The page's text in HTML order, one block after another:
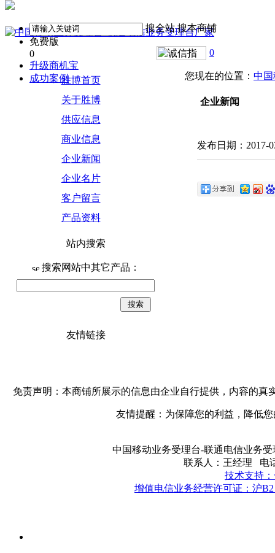
搜全站 搜本商铺
免费版
0
升级商机宝
成功案例
0
胜博首页
关于胜博
供应信息
商业信息
企业新闻
企业名片
客户留言
产品资料
站内搜索
搜索网站中其它产品：
友情链接
您现在的位置： 中
企业新闻
发布日期：2017-
免责声明：本商铺所展示的信息由企业自行提供，内容的
友情提醒：为保障您的利益，降低
中国移动业务受理台-联通电信业务
联系人：王经理 电
技术支持
增值电信业务经营许可证：沪